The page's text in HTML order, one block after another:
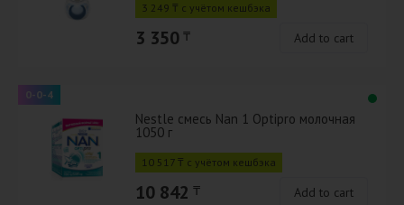
3 249 ₸ с учётом кешбэка
3 350 ₸ Add to cart
0-0-4
Nestle смесь Nan 1 Optipro молочная
1050 г
10 517 ₸ с учётом кешбэка
10 842 ₸ Add to cart